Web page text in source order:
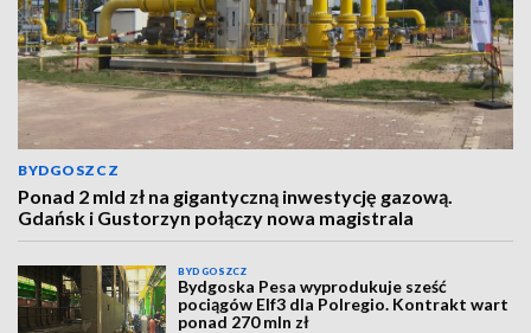
BYDGOSZCZ
Ponad 2 mld zł na gigantyczną inwestycję gazową.
Gdańsk i Gustorzyn połączy nowa magistrala
BYDGOSZCZ
Bydgoska Pesa wyprodukuje sześć
pociągów Elf3 dla Polregio. Kontrakt wart
ponad 270 mln zł